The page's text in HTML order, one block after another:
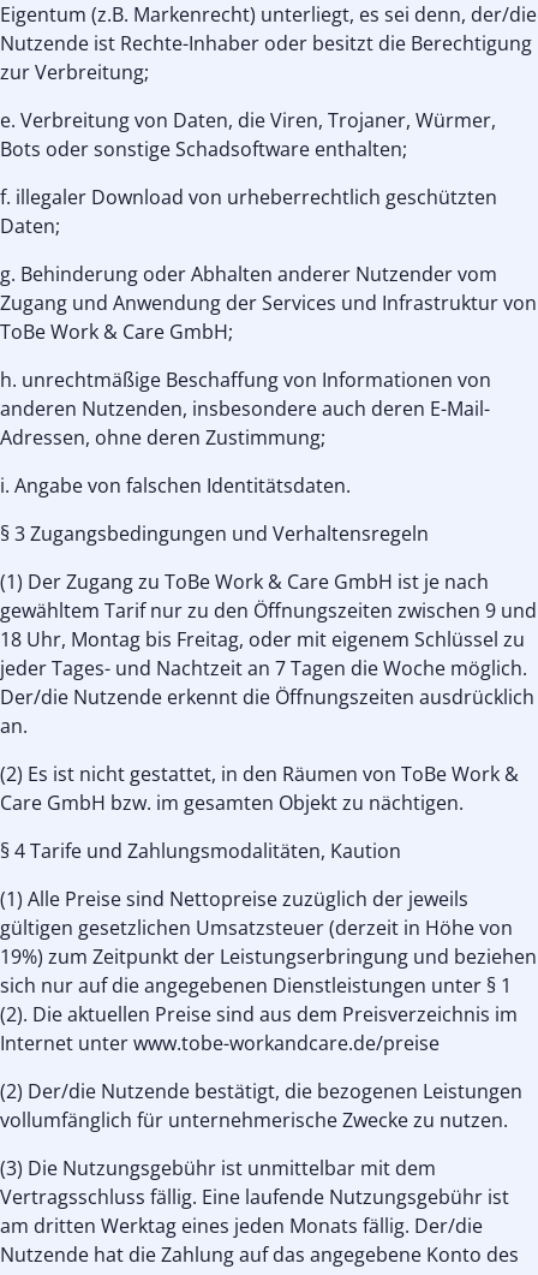
Eigentum (z.B. Markenrecht) unterliegt, es sei denn, der/die
Nutzende ist Rechte-Inhaber oder besitzt die Berechtigung
zur Verbreitung;
e. Verbreitung von Daten, die Viren, Trojaner, Würmer,
Bots oder sonstige Schadsoftware enthalten;
f. illegaler Download von urheberrechtlich geschützten
Daten;
g. Behinderung oder Abhalten anderer Nutzender vom
Zugang und Anwendung der Services und Infrastruktur von
ToBe Work & Care GmbH;
h. unrechtmäßige Beschaffung von Informationen von
anderen Nutzenden, insbesondere auch deren E-Mail-
Adressen, ohne deren Zustimmung;
i. Angabe von falschen Identitätsdaten.
§ 3 Zugangsbedingungen und Verhaltensregeln
(1) Der Zugang zu ToBe Work & Care GmbH ist je nach
gewähltem Tarif nur zu den Öffnungszeiten zwischen 9 und
18 Uhr, Montag bis Freitag, oder mit eigenem Schlüssel zu
jeder Tages- und Nachtzeit an 7 Tagen die Woche möglich.
Der/die Nutzende erkennt die Öffnungszeiten ausdrücklich
an.
(2) Es ist nicht gestattet, in den Räumen von ToBe Work &
Care GmbH bzw. im gesamten Objekt zu nächtigen.
§ 4 Tarife und Zahlungsmodalitäten, Kaution
(1) Alle Preise sind Nettopreise zuzüglich der jeweils
gültigen gesetzlichen Umsatzsteuer (derzeit in Höhe von
19%) zum Zeitpunkt der Leistungserbringung und beziehen
sich nur auf die angegebenen Dienstleistungen unter § 1
(2). Die aktuellen Preise sind aus dem Preisverzeichnis im
Internet unter www.tobe-workandcare.de/preise
(2) Der/die Nutzende bestätigt, die bezogenen Leistungen
vollumfänglich für unternehmerische Zwecke zu nutzen.
(3) Die Nutzungsgebühr ist unmittelbar mit dem
Vertragsschluss fällig. Eine laufende Nutzungsgebühr ist
am dritten Werktag eines jeden Monats fällig. Der/die
Nutzende hat die Zahlung auf das angegebene Konto des